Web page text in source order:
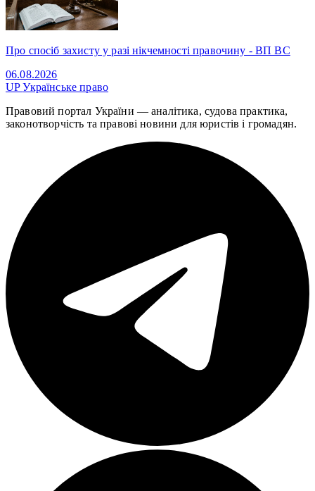
Про спосіб захисту у разі нікчемності правочину - ВП ВС
06.08.2026
UPУкраїнське право
Правовий портал України — аналітика, судова практика,
законотворчість та правові новини для юристів і громадян.